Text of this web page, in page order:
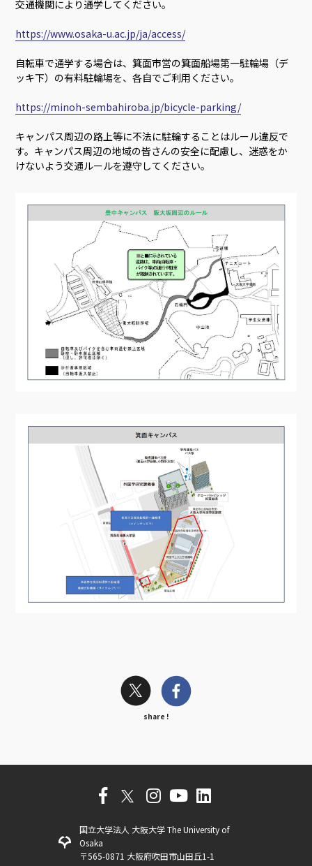
交通機関により通学してください。
https://www.osaka-u.ac.jp/ja/access/
自転車で通学する場合は、箕面市営の箕面船場第一駐輪場（デ
ッキ下）の有料駐輪場を、各自でご利用ください。
https://minoh-sembahiroba.jp/bicycle-parking/
キャンパス周辺の路上等に不法に駐輪することはルール違反で
す。キャンパス周辺の地域の皆さんの安全に配慮し、迷惑をか
けないよう交通ルールを遵守してください。
share !
国立大学法人 大阪大学 The University of
Osaka
〒565-0871 大阪府吹田市山田丘1-1